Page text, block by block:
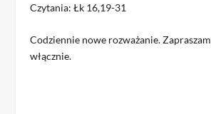
Czytania: Łk 16,19-31
Codziennie nowe rozważanie.
włącznie.